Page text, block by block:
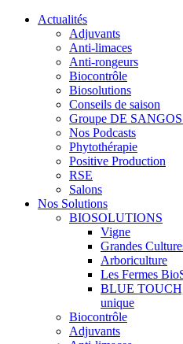
Actualités
Adjuvants
Anti-limaces
Anti-rongeurs
Biocontrôle
Biosolutions
Conseils de saison
Groupe DE
Nos Podcasts
Phytothérapie
Positive Production
RSE
Salons
Nos Solutions
BIOSOLUTIONS
Vigne
Grandes
Arboriculture
Les Fermes
BLUE TOUCH,
unique
Biocontrôle
Adjuvants